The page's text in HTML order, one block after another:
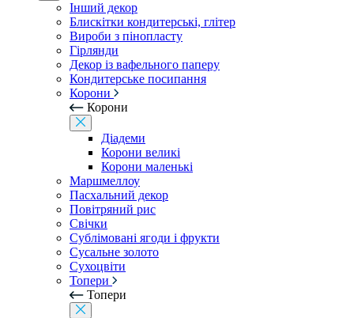
Інший декор
Блискітки кондитерські, глітер
Вироби з пінопласту
Гірлянди
Декор із вафельного паперу
Кондитерське посипання
Корони
Корони
Діадеми
Корони великі
Корони маленькі
Маршмеллоу
Пасхальний декор
Повітряний рис
Свічки
Сублімовані ягоди і фрукти
Сусальне золото
Сухоцвіти
Топери
Топери